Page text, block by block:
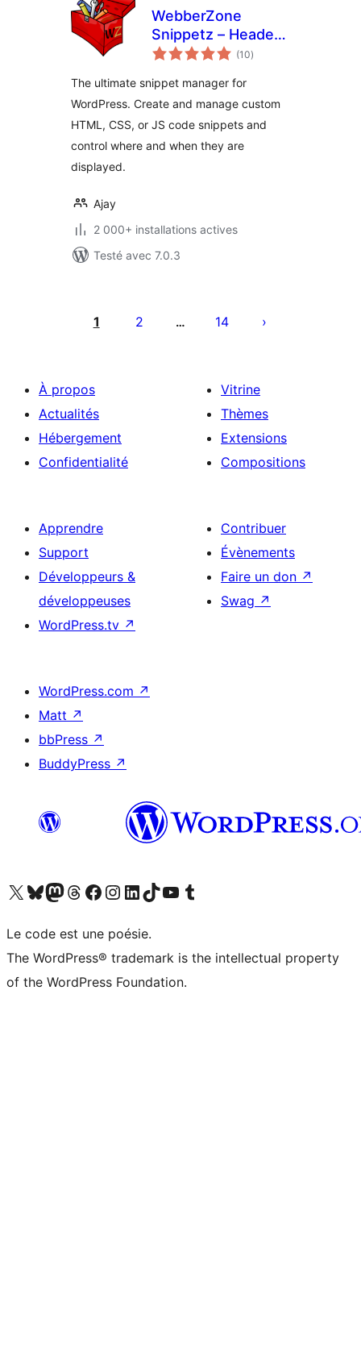
WebberZone
Snippetz – Header,
Body and Footer
(10notes
en
)
The ultimate snippet manager for
WordPress. Create and manage custom
HTML, CSS, or JS code snippets and
control where and when they are
displayed.
Ajay
2 000+ installations actives
Testé avec 7.0.3
des
1 2 … 14
À propos
Actualités
Hébergement
Confidentialité
Vitrine
Thèmes
Extensions
Compositions
Apprendre
Support
Développeurs &
développeuses
WordPress.tv ↗
Contribuer
Évènements
Faire un don ↗
Swag ↗
WordPress.com ↗
Matt ↗
bbPress ↗
BuddyPress ↗
Visitez notre compte X (précédemment Twitter)
Visiter notre compte Bluesky
Visiter notre compte Mastodon
Visiter notre compte Threads
Consulter notre compte Facebook
Consulter notre compte Instagram
Consulter notre compte LinkedIn
Visiter notre compte TokTok
Visiter notre chaîne YouTube
Visiter notre compte Tumblr
Le code est une poésie.
The WordPress® trademark is the intellectual property
of the WordPress Foundation.